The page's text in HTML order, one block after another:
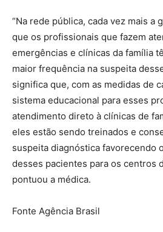
“Na rede pública, cada vez mais a
que os profissionais que fazem
emergências e clínicas da família
maior frequência na suspeita
significa que, com as medidas de
sistema educacional para esses
atendimento direto à clínicas de
eles estão sendo treinados e
suspeita diagnóstica favorecendo
desses pacientes para os centros
pontuou a médica.
Fonte Agência Brasil